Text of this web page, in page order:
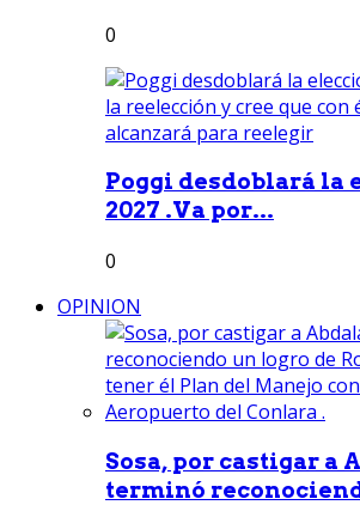
0
Poggi desdoblará la
2027 .Va por...
0
OPINION
Sosa, por castigar a
terminó